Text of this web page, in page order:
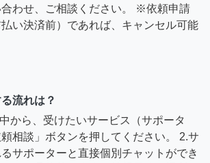
わせ、ご相談ください。 ※依頼申請
い決済前）であれば、キャンセル可能
流れは？
から、受けたいサービス（サポータ
相談」ボタンを押してください。 2.サ
サポーターと直接個別チャットができ